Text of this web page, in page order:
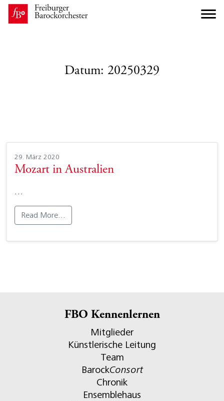
Datum: 20250329
29. März 2020
Mozart in Australien
…
Read More…
FBO Kennenlernen
Mitglieder
Künstlerische Leitung
Team
BarockConsort
Chronik
Ensemblehaus